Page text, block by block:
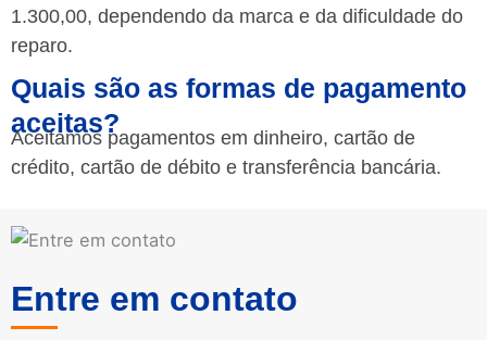
1.300,00, dependendo da marca e da dificuldade do
reparo.
Quais são as formas de pagamento
aceitas?
Aceitamos pagamentos em dinheiro, cartão de
crédito, cartão de débito e transferência bancária.
Entre em contato